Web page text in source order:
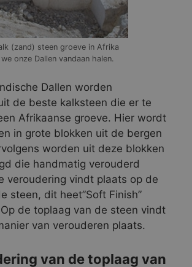
(zand) steen groeve in Afrika
onze Dallen vandaan halen.
Dallen worden
de beste kalksteen die er te
Afrikaanse groeve. Hier wordt
in grote blokken uit de bergen
worden uit deze blokken
die handmatig verouderd
veroudering vindt plaats op de
steen, dit heet”Soft Finish”
de toplaag van de steen vindt
van verouderen plaats.
van de toplaag van